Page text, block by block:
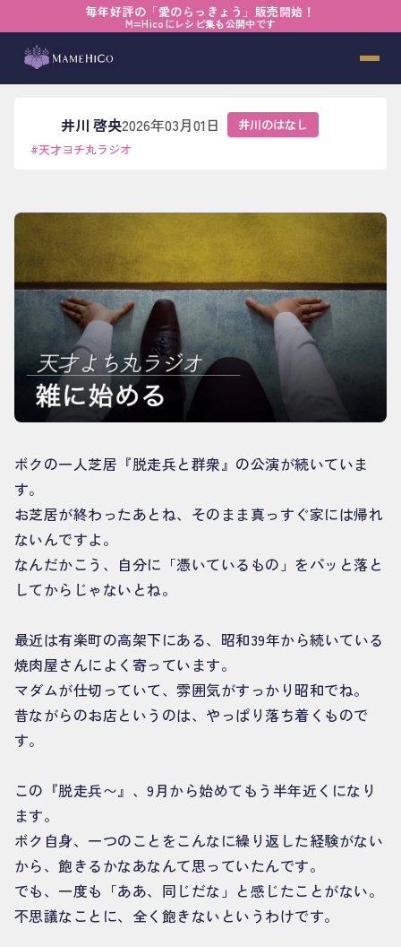
毎年好評の「愛のらっきょう」販売開始！
M=Hicoにレシピ集も公開中です
› 井川のはなし › 雑に始める
雑に始める
井川 啓央2026年03月01日
井川のはなし
#天才ヨチ丸ラジオ
ボクの一人芝居『脱走兵と群衆』の公演が続いていま
す。
お芝居が終わったあとね、そのまま真っすぐ家には帰れ
ないんですよ。
なんだかこう、自分に「憑いているもの」をパッと落と
してからじゃないとね。
最近は有楽町の高架下にある、昭和39年から続いている
焼肉屋さんによく寄っています。
マダムが仕切っていて、雰囲気がすっかり昭和でね。
昔ながらのお店というのは、やっぱり落ち着くもので
す。
この『脱走兵〜』、9月から始めてもう半年近くになり
ます。
ボク自身、一つのことをこんなに繰り返した経験がない
から、飽きるかなあなんて思っていたんです。
でも、一度も「ああ、同じだな」と感じたことがない。
不思議なことに、全く飽きないというわけです。